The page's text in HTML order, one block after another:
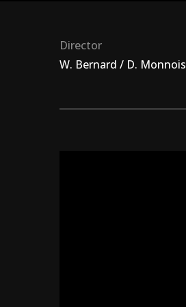
Director
W. Bernard / D. Monnois